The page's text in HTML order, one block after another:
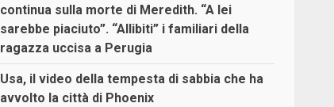
continua sulla morte di Meredith. “A lei
sarebbe piaciuto”. “Allibiti” i familiari della
ragazza uccisa a Perugia
Usa, il video della tempesta di sabbia che ha
avvolto la città di Phoenix